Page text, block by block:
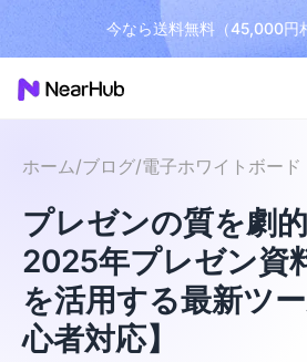
今なら送料無料（45,000円
ホーム/ブログ/電子ホワイトボード
プレゼンの質を劇
2025年プレゼン資
を活用する最新ツ
心者対応】